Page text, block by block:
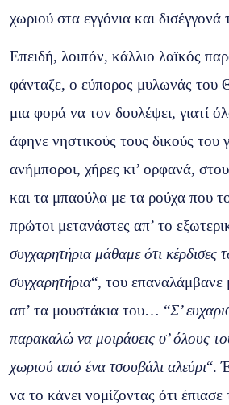
χωριού στα εγγόνια και δισέγγονά
Επειδή, λοιπόν, κάλλιο λαϊκός
φάνταζε, ο εύπορος μυλωνάς του
μια φορά να τον δουλέψει, γιατί
άφηνε νηστικούς τους δικούς του
ανήμποροι, χήρες κι’ ορφανά,
και τα μπαούλα με τα ρούχα που
πρώτοι μετανάστες απ’ το
συγχαρητήρια μάθαμε ότι κέρδισες
συγχαρητήρια“, του επαναλάμβανε
απ’ τα μουστάκια του… “Σ’
παρακαλώ να μοιράσεις σ’ όλους
χωριού από ένα τσουβάλι αλεύρι“.
να το κάνει νομίζοντας ότι